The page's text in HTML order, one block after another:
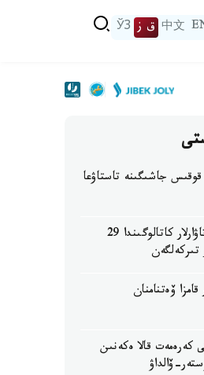
中文 ق ز ЎЗ
جاشىگىنە تاستاۋعا
قازاقستاننىڭ ۇلتتىق تاۋارلار كاتالوگىندا 29
تىركەلگەن
ۆەتنامنان
كەرەمەت قالا ەكەنىن
ۆالداۋ